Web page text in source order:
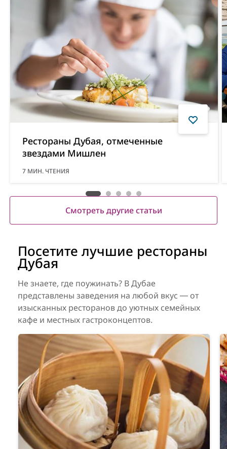
Рестораны Дубая, отмеченные
звездами Мишлен
7 МИН. ЧТЕНИЯ
Смотреть другие статьи
Посетите лучшие рестораны
Дубая
Не знаете, где поужинать? В Дубае
представлены заведения на любой вкус ― от
изысканных ресторанов до уютных семейных
кафе и местных гастроконцептов.